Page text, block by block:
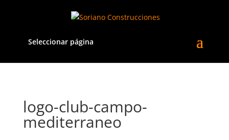
Seleccionar página
logo-club-campo-
mediterraneo